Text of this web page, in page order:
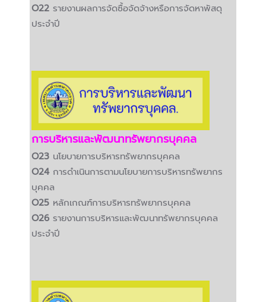
O22 รายงานผลการจัดซื้อจัดจ้างหรือการจัดหาพัสดุ
ประจำปี
การบริหารและพัฒนาทรัพยากรบุคคล
O23 นโยบายการบริหารทรัพยากรบุคคล
O24การดำเนินการตามนโยบายการบริหารทรัพยากร
บุคคล
O25 หลักเกณฑ์การบริหารทรัพยากรบุคคล
O26 รายงานการบริหารและพัฒนาทรัพยากรบุคคล
ประจำปี